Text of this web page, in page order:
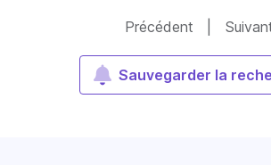
Précédent
Sauvegarder la